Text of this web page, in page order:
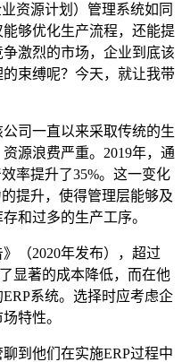
资源计划）管理系统如同
够优化生产流程，还能提
激烈的市场，企业到底该
束缚呢？今天，就让我带
司一直以来采取传统的生
源浪费严重。2019年，通
率提升了35%。这一变化
提升，使得管理层能够及
和过多的生产工序。
（2020年发布），超过
显著的成本降低，而在他
系统。选择时应考虑企
特性。
到他们在实施ERP过程中